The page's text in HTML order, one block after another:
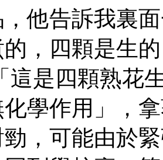
他告訴我裏
，四顆是生
這是四顆熟花
化學作用」，
，可能由於